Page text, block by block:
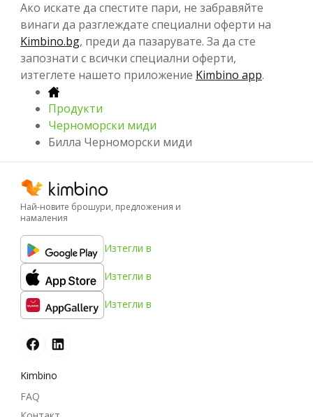
Ако искате да спестите пари, не забравяйте
винаги да разглеждате специални оферти на
Kimbino.bg, преди да пазарувате. За да сте
запознати с всички специални оферти,
изтеглете нашето приложение Kimbino app.
Продукти
Черноморски миди
Билла Черноморски миди
Най-новите брошури, предложения и
намаления
Изтегли в
Изтегли в
Изтегли в
Kimbino
FAQ